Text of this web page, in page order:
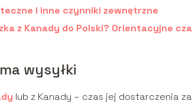
i inne czynniki zewnętrzne
z Kanady do Polski? Orientacyjne
wysyłki
lub z Kanady – czas jej dostarczenia